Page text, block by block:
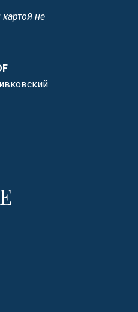
не